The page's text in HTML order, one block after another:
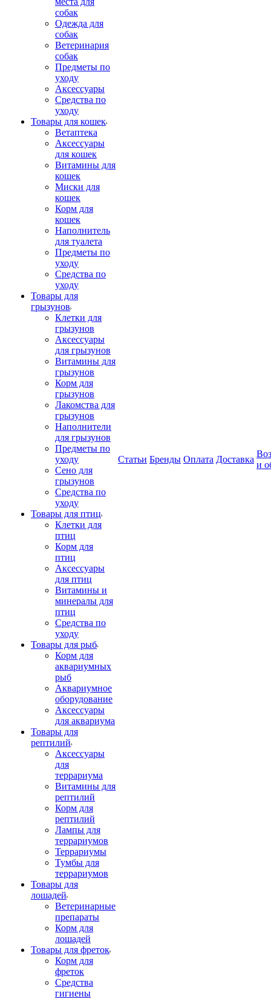
собак
Одежда для
собак
Ветеринария
собак
Предметы по
уходу
Аксессуары
Средства по
уходу
Товары для кошек
Ветаптека
Аксессуары
для кошек
Витамины для
кошек
Миски для
кошек
Корм для
кошек
Наполнитель
для туалета
Предметы по
уходу
Средства по
уходу
Товары для
грызунов
Клетки для
грызунов
Аксессуары
для грызунов
Витамины для
грызунов
Корм для
грызунов
Лакомства для
грызунов
Наполнители
для грызунов
Предметы по
уходу
Сено для
грызунов
Средства по
уходу
Товары для птиц
Клетки для
птиц
Корм для
птиц
Аксессуары
для птиц
Витамины и
минералы для
птиц
Средства по
уходу
Товары для рыб
Корм для
аквариумных
рыб
Аквариумное
оборудование
Аксессуары
для аквариума
Товары для
рептилий
Аксессуары
для
террариума
Витамины для
рептилий
Корм для
рептилий
Лампы для
террариумов
Террариумы
Тумбы для
террариумов
Товары для
лошадей
Ветеринарные
препараты
Корм для
лошадей
Товары для фреток
Корм для
фреток
Средства
гигиены
Статьи Бренды Оплата Доставка
и